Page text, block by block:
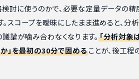
討に使うのかで、必要な定量データの
スコープを曖昧にしたまま進めると、分
論が噛み合わなくなります。 「分析対象
」を最初の30分で固めることが、後工程